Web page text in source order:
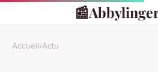
📰
Accueil›Actu